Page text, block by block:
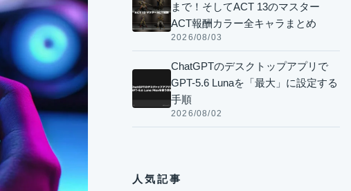
まで！そしてACT 13のマスター
ACT報酬カラー全キャラまとめ
2026/08/03
ChatGPTのデスクトップアプリで
GPT-5.6 Lunaを「最大」に設定する
手順
2026/08/02
人気記事